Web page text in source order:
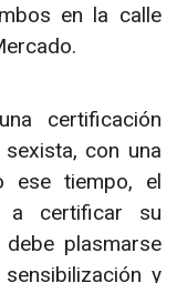
en la calle
certificación
con una
ese tiempo, el
a certificar su
plasmarse
y